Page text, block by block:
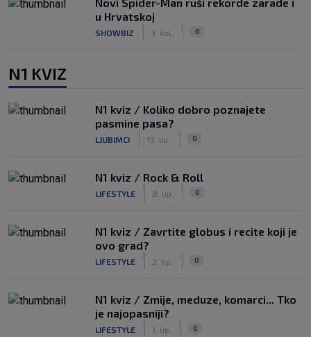
u Hrvatskoj
SHOWBIZ 3. kol. 0
N1 KVIZ
N1 kviz / Koliko dobro poznajete
pasmine pasa?
LJUBIMCI 13. lip. 0
N1 kviz / Rock & Roll
LIFESTYLE 8. lip. 0
N1 kviz / Zavrtite globus i recite koji je
ovo grad?
LIFESTYLE 2. lip. 0
N1 kviz / Zmije, meduze, komarci... Tko
je najopasniji?
LIFESTYLE 1. lip. 0